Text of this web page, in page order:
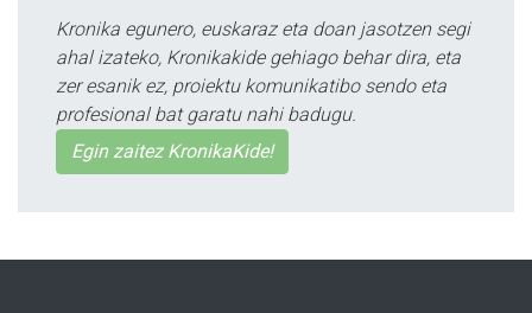
Kronika egunero, euskaraz eta doan jasotzen segi
ahal izateko, Kronikakide gehiago behar dira, eta
zer esanik ez, proiektu komunikatibo sendo eta
profesional bat garatu nahi badugu.
Egin zaitez KronikaKide!